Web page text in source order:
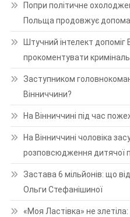
Попри політичне
Польща продовжує
Штучний інтелект допоміг
прокоментувати
Заступником
Вінниччини?
На Вінниччині під час
На Вінниччині чоловіка
розповсюдження дитячої
Застава 6 мільйонів: що
Ольги Стефанішиної
«Моя Ластівка» не